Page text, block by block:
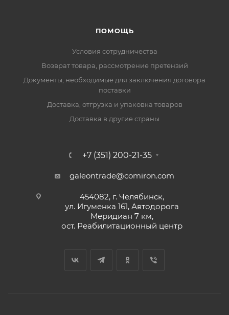
ПОМОЩЬ
Условия сотрудничества
Возврат товара, рассмотрение претензий
Документы, необходимые для заключения договора
поставки
Доставка, отгрузка и упаковка товаров
Доставка в другие страны
+7 (351) 200-21-35
galeontrade@comiron.com
454082, г. Челябинск,
ул. Игуменка 161, Автодорога
Меридиан 7 км,
ост. Реабилитационный центр